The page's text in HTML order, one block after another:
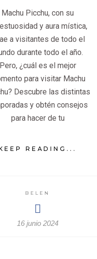
Machu Picchu, con su
y aura mística,
a visitantes de todo el
durante todo el año.
Pero, ¿cuál es el mejor
para visitar Machu
Descubre las distintas
y obtén consejos
para hacer de tu
READING...
BELEN
16 junio 2024